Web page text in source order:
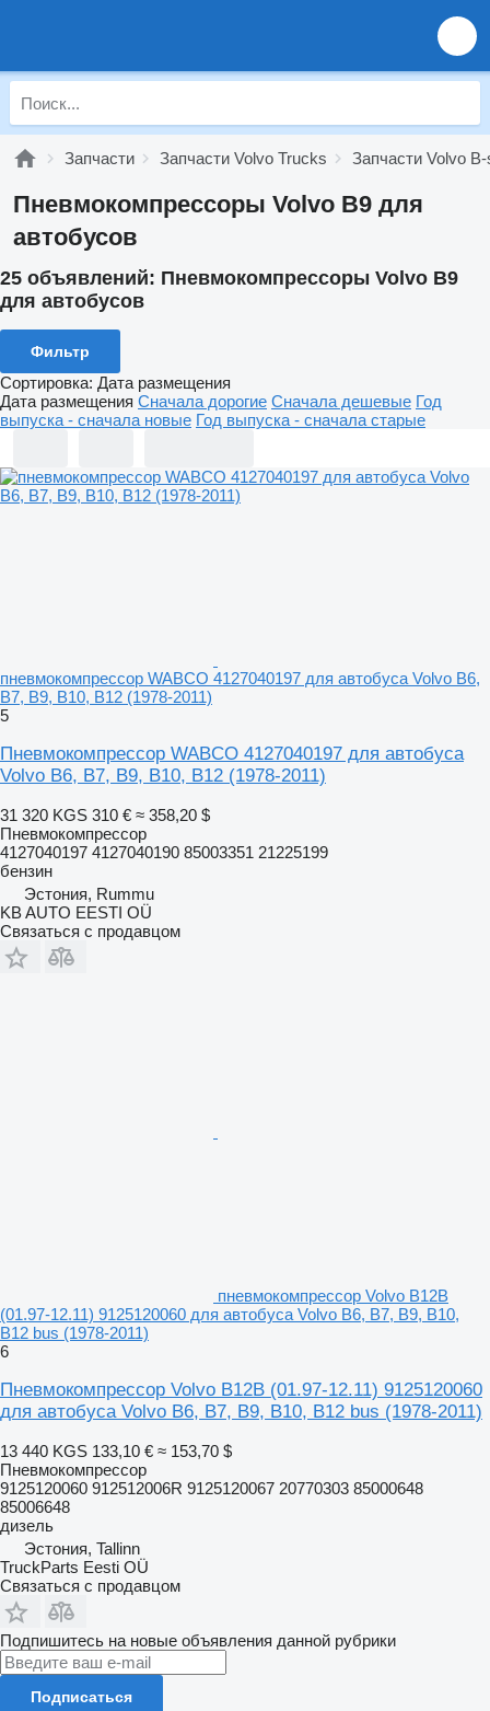
Запчасти Запчасти Volvo Trucks Запчасти Volvo
Пневмокомпрессоры Volvo B9 для
автобусов
25 объявлений: Пневмокомпрессоры Volvo B9
для автобусов
Фильтр
Сортировка: Дата размещения
Дата размещения Сначала дорогие Сначала дешевые Год
выпуска - сначала новые Год выпуска - сначала старые
пневмокомпрессор WABCO 4127040197 для автобуса Volvo B6,
B7, B9, B10, B12 (1978-2011)
5
Пневмокомпрессор WABCO 4127040197 для автобуса
Volvo B6, B7, B9, B10, B12 (1978-2011)
31 320 KGS 310 € ≈ 358,20 $
Пневмокомпрессор
4127040197 4127040190 85003351 21225199
бензин
Эстония, Rummu
KB AUTO EESTI OÜ
Связаться с продавцом
пневмокомпрессор Volvo B12B
(01.97-12.11) 9125120060 для автобуса Volvo B6, B7, B9, B10,
B12 bus (1978-2011)
6
Пневмокомпрессор Volvo B12B (01.97-12.11) 9125120060
для автобуса Volvo B6, B7, B9, B10, B12 bus (1978-2011)
13 440 KGS 133,10 € ≈ 153,70 $
Пневмокомпрессор
9125120060 912512006R 9125120067 20770303 85000648
85006648
дизель
Эстония, Tallinn
TruckParts Eesti OÜ
Связаться с продавцом
Подпишитесь на новые объявления данной рубрики
Подписаться